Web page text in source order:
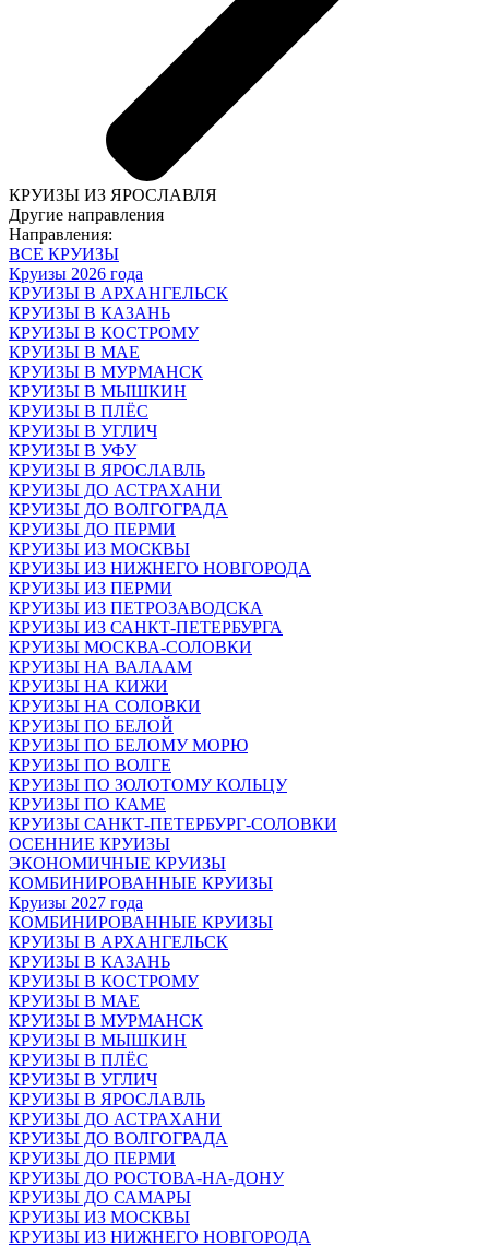
КРУИЗЫ ИЗ ЯРОСЛАВЛЯ
Другие направления
Направления:
ВСЕ КРУИЗЫ
Круизы 2026 года
КРУИЗЫ В АРХАНГЕЛЬСК
КРУИЗЫ В КАЗАНЬ
КРУИЗЫ В КОСТРОМУ
КРУИЗЫ В МАЕ
КРУИЗЫ В МУРМАНСК
КРУИЗЫ В МЫШКИН
КРУИЗЫ В ПЛЁС
КРУИЗЫ В УГЛИЧ
КРУИЗЫ В УФУ
КРУИЗЫ В ЯРОСЛАВЛЬ
КРУИЗЫ ДО АСТРАХАНИ
КРУИЗЫ ДО ВОЛГОГРАДА
КРУИЗЫ ДО ПЕРМИ
КРУИЗЫ ИЗ МОСКВЫ
КРУИЗЫ ИЗ НИЖНЕГО НОВГОРОДА
КРУИЗЫ ИЗ ПЕРМИ
КРУИЗЫ ИЗ ПЕТРОЗАВОДСКА
КРУИЗЫ ИЗ САНКТ-ПЕТЕРБУРГА
КРУИЗЫ МОСКВА-СОЛОВКИ
КРУИЗЫ НА ВАЛААМ
КРУИЗЫ НА КИЖИ
КРУИЗЫ НА СОЛОВКИ
КРУИЗЫ ПО БЕЛОЙ
КРУИЗЫ ПО БЕЛОМУ МОРЮ
КРУИЗЫ ПО ВОЛГЕ
КРУИЗЫ ПО ЗОЛОТОМУ КОЛЬЦУ
КРУИЗЫ ПО КАМЕ
КРУИЗЫ САНКТ-ПЕТЕРБУРГ-СОЛОВКИ
ОСЕННИЕ КРУИЗЫ
ЭКОНОМИЧНЫЕ КРУИЗЫ
КОМБИНИРОВАННЫЕ КРУИЗЫ
Круизы 2027 года
КОМБИНИРОВАННЫЕ КРУИЗЫ
КРУИЗЫ В АРХАНГЕЛЬСК
КРУИЗЫ В КАЗАНЬ
КРУИЗЫ В КОСТРОМУ
КРУИЗЫ В МАЕ
КРУИЗЫ В МУРМАНСК
КРУИЗЫ В МЫШКИН
КРУИЗЫ В ПЛЁС
КРУИЗЫ В УГЛИЧ
КРУИЗЫ В ЯРОСЛАВЛЬ
КРУИЗЫ ДО АСТРАХАНИ
КРУИЗЫ ДО ВОЛГОГРАДА
КРУИЗЫ ДО ПЕРМИ
КРУИЗЫ ДО РОСТОВА-НА-ДОНУ
КРУИЗЫ ДО САМАРЫ
КРУИЗЫ ИЗ МОСКВЫ
КРУИЗЫ ИЗ НИЖНЕГО НОВГОРОДА